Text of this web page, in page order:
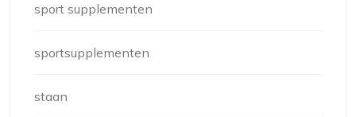
sport supplementen
sportsupplementen
staan